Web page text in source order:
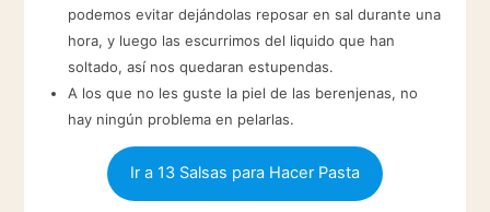
podemos evitar dejándolas reposar en sal durante una
hora, y luego las escurrimos del liquido que han
soltado, así nos quedaran estupendas.
A los que no les guste la piel de las berenjenas, no
hay ningún problema en pelarlas.
Ir a 13 Salsas para Hacer Pasta